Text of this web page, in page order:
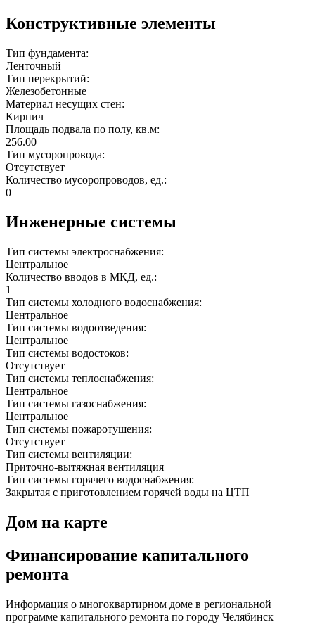
Конструктивные элементы
Тип фундамента:
Ленточный
Тип перекрытий:
Железобетонные
Материал несущих стен:
Кирпич
Площадь подвала по полу, кв.м:
256.00
Тип мусоропровода:
Отсутствует
Количество мусоропроводов, ед.:
0
Инженерные системы
Тип системы электроснабжения:
Центральное
Количество вводов в МКД, ед.:
1
Тип системы холодного водоснабжения:
Центральное
Тип системы водоотведения:
Центральное
Тип системы водостоков:
Отсутствует
Тип системы теплоснабжения:
Центральное
Тип системы газоснабжения:
Центральное
Тип системы пожаротушения:
Отсутствует
Тип системы вентиляции:
Приточно-вытяжная вентиляция
Тип системы горячего водоснабжения:
Закрытая с приготовлением горячей воды на ЦТП
Дом на карте
Финансирование капитального
ремонта
Информация о многоквартирном доме в региональной
программе капитального ремонта по городу Челябинск